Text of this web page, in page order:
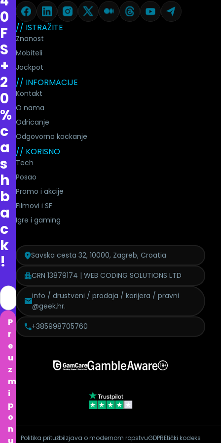
0
F
S
+
2
0
%
c
a
s
h
b
a
c
k
!
P
r
e
u
z
m
i
p
o
n
u
// ISTRAŽITE
Znanost
Mobiteli
Jackpot
// INFORMACIJE
Kontakt
O nama
Odricanje
Odgovorno kockanje
// KORISNO
Tech
Posao
Promo i akcije
Filmovi i SF
Igre i gaming
Savska cesta 32, 10000, Zagreb, Croatia
CRN 13879174 | WEB CODING SOLUTIONS LTD
info / drustveni / prodaja / karijera / pravni
@geek.hr.
+385998705760
Politika pritužbiIzjava o modernom ropstvuGDPREtički kodeks